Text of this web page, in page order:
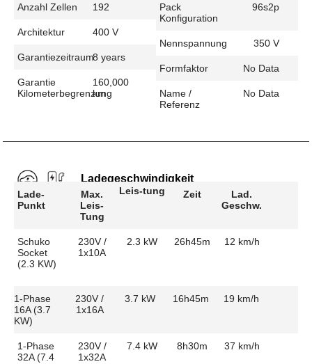
Anzahl Zellen 192
Architektur 400 V
Garantiezeitraum8 years
Garantie
Kilometerbegrenzung
160,000
km
Pack
Konfiguration
96s2p
Nennspannung 350 V
Formfaktor No Data
Name /
Referenz
No Data
Ladegeschwindigkeit
Lade-
Punkt
Max.
Leis-
Tung
Leis-tung Zeit
Lad.
Geschw.
Schuko
Socket
(2.3 KW)
230V /
1x10A
2.3 kW 26h45m 12 km/h
1-Phase
16A (3.7
KW)
230V /
1x16A
3.7 kW 16h45m 19 km/h
1-Phase
32A (7.4
230V /
1x32A
7.4 kW 8h30m 37 km/h